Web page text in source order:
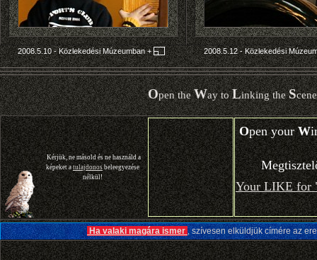
2008.5.10 - Közlekedési Múzeumban+ 2008.5.12 - Közlekedési